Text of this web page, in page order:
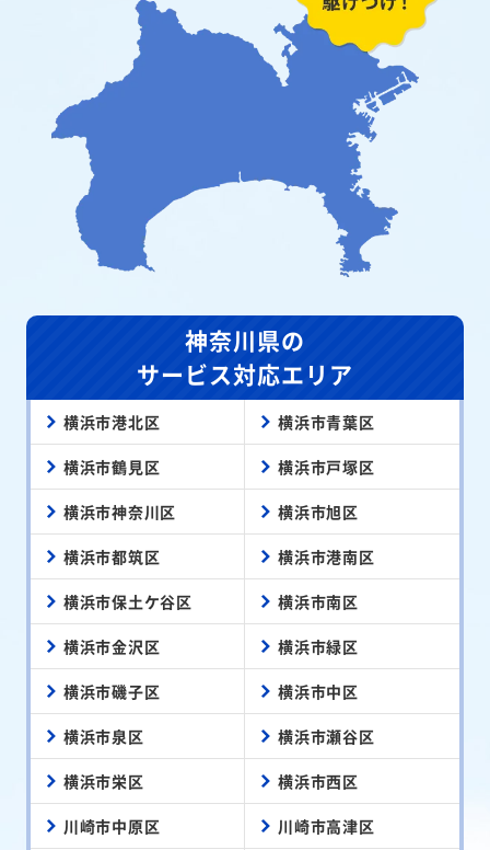
神奈川県の
サービス対応エリア
横浜市港北区 横浜市青葉区
横浜市鶴見区 横浜市戸塚区
横浜市神奈川区 横浜市旭区
横浜市都筑区 横浜市港南区
横浜市保土ケ谷区 横浜市南区
横浜市金沢区 横浜市緑区
横浜市磯子区 横浜市中区
横浜市泉区 横浜市瀬谷区
横浜市栄区 横浜市西区
川崎市中原区 川崎市高津区